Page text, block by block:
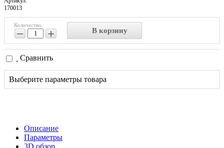
170013
Количество:
− + В корзину
Сравнить
Выберите параметры товара
Описание
Параметры
3D обзор